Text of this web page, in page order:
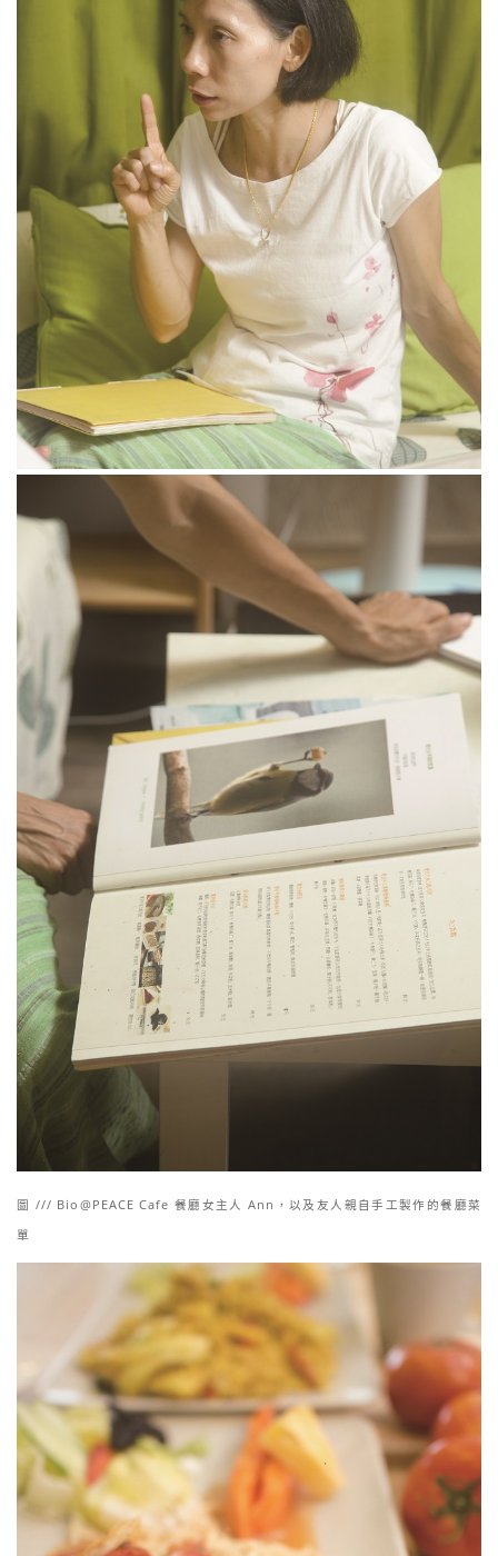
圖 /// Bio@PEACE Cafe 餐廳女主人 Ann，以及友人親自手工製作的餐廳菜
單